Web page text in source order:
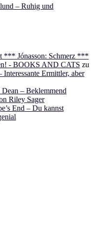
– Ruhig und
*** Jónasson: Schmerz ***
- BOOKS AND CATS zu
Ermittler, aber
– Beklemmend
Riley Sager
End – Du kannst